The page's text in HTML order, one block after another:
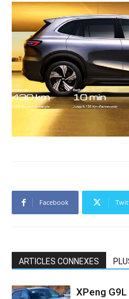
Facebook
ARTICLES CONNEXES
XPeng